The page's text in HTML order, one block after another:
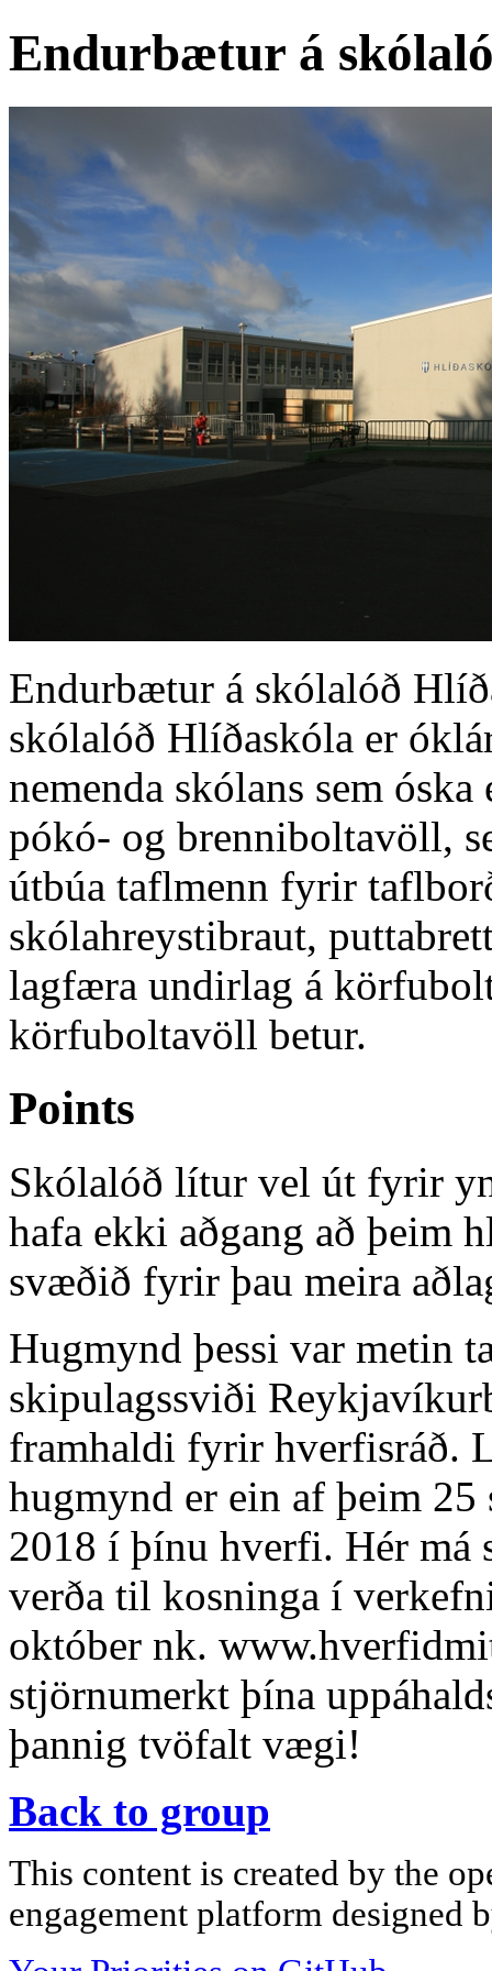
Endurbætur á
Endurbætur á skólalóð
skólalóð Hlíðaskóla er
nemenda skólans sem
pókó- og brenniboltavöll,
útbúa taflmenn fyrir
skólahreystibraut,
lagfæra undirlag á
körfuboltavöll betur.
Points
Skólalóð lítur vel út fyrir
hafa ekki aðgang að þeim
svæðið fyrir þau meira
Hugmynd þessi var metin
skipulagssviði
framhaldi fyrir hverfisráð.
hugmynd er ein af þeim
2018 í þínu hverfi. Hér
verða til kosninga í
október nk.
stjörnumerkt þína
þannig tvöfalt vægi!
Back to group
This content is created by the
engagement platform designed